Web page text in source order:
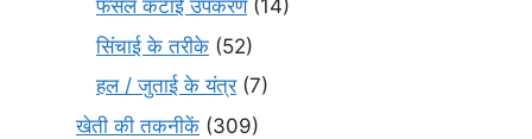
फसल कटाई उपकरण(14)
सिंचाई के तरीके (52)
हल / जुताई के यंत्र(7)
खेती की तकनीकें (309)